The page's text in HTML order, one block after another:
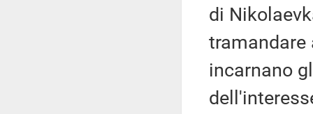
di
tramandare
incarnano